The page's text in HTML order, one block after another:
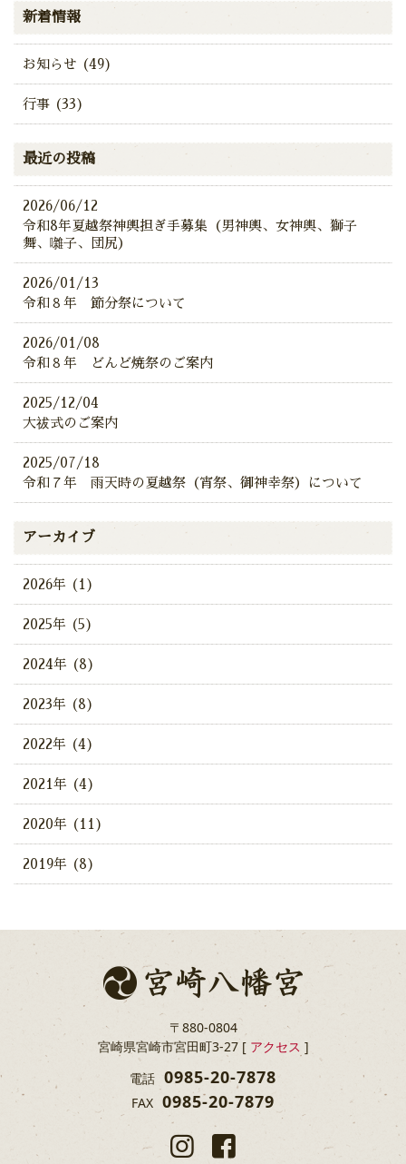
新着情報
お知らせ (49)
行事 (33)
最近の投稿
2026/06/12
令和8年夏越祭神輿担ぎ手募集（男神輿、女神輿、獅子
舞、囃子、団尻）
2026/01/13
令和８年 節分祭について
2026/01/08
令和８年 どんど焼祭のご案内
2025/12/04
大祓式のご案内
2025/07/18
令和７年 雨天時の夏越祭（宵祭、御神幸祭）について
アーカイブ
2026年 (1)
2025年 (5)
2024年 (8)
2023年 (8)
2022年 (4)
2021年 (4)
2020年 (11)
2019年 (8)
〒880-0804
宮崎県宮崎市宮田町3-27 [ アクセス ]
電話 0985-20-7878
FAX 0985-20-7879